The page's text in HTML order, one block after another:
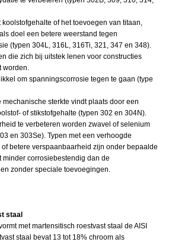
of het toevoegen van titaan,
doel een betere weerstand tegen
(typen 304L, 316L, 316Ti, 321, 347 en 348).
die zich bij uitstek lenen voor constructies
om spanningscorrosie tegen te gaan (type
mechanische sterkte vindt plaats door een
of stikstofgehalte (typen 302 en 304N).
te verbeteren worden zwavel of selenium
en 303Se). Typen met een verhoogde
betere verspaanbaarheid zijn onder bepaalde
minder corrosiebestendig dan de
zonder speciale toevoegingen.
staal
met martensitisch roestvast staal de AISI
staal bevat 13 tot 18% chroom als